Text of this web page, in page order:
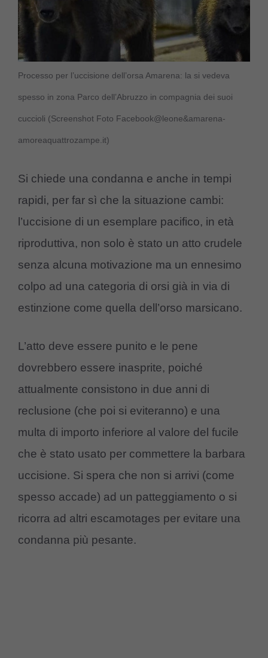
Processo per l’uccisione dell’orsa Amarena: la si vedeva
spesso in zona Parco dell’Abruzzo in compagnia dei suoi
cuccioli (Screenshot Foto Facebook@leone&amarena-
amoreaquattrozampe.it)
Si chiede una condanna e anche in tempi
rapidi, per far sì che la situazione cambi:
l’uccisione di un esemplare pacifico, in età
riproduttiva, non solo è stato un atto crudele
senza alcuna motivazione ma un ennesimo
colpo ad una categoria di orsi già in via di
estinzione come quella dell’orso marsicano.
L’atto deve essere punito e le pene
dovrebbero essere inasprite, poiché
attualmente consistono in due anni di
reclusione (che poi si eviteranno) e una
multa di importo inferiore al valore del fucile
che è stato usato per commettere la barbara
uccisione. Si spera che non si arrivi (come
spesso accade) ad un patteggiamento o si
ricorra ad altri escamotages per evitare una
condanna più pesante.